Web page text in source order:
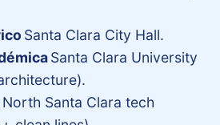
Santa Clara City Hall.
Santa Clara University
North Santa Clara tech